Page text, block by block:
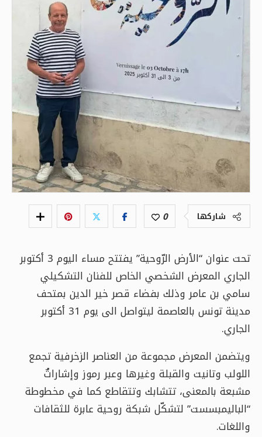
شاركها 0
تحت عنوان “الأرض الرّوحية” يفتتح مساء اليوم 3 أكتوبر
الجاري المعرض الشخصي الخاص للفنان التشكيلي
سامي بن عامر وذلك بفضاء قصر خير الدين بمتحف
مدينة تونس بالعاصمة ليتواصل الى يوم 31 أكتوبر
الجاري.
ويتضمن المعرض مجموعة من العناصر الزخرفية تجمع
اللولب وتانيت والقبلة وغيرها وعبر رموز وإشاراتٌ
مشبعة بالمعنى، تتشابك وتتقاطع كما في مخطوطة
“الباليمبسست” لتشكّل شبكة روحية عابرة للثقافات
واللغات.